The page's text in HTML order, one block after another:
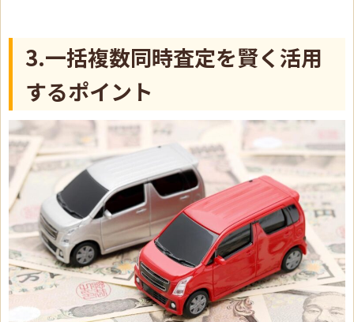
3.一括複数同時査定を賢く活用
するポイント